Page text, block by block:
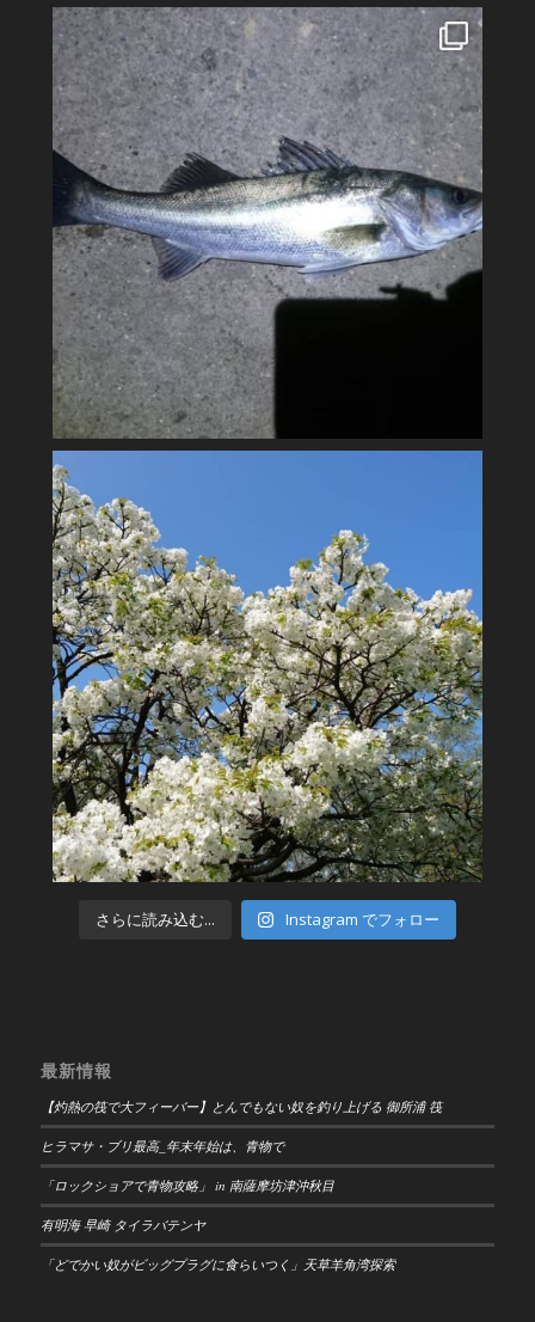
さらに読み込む... Instagram でフォロー
最新情報
【灼熱の筏で大フィーバー】とんでもない奴を釣り上げる 御所浦 筏
ヒラマサ・ブリ最高_年末年始は、青物で
「ロックショアで青物攻略」 in 南薩摩坊津沖秋目
有明海 早崎 タイラバテンヤ
「どでかい奴がビッグプラグに食らいつく」天草羊角湾探索